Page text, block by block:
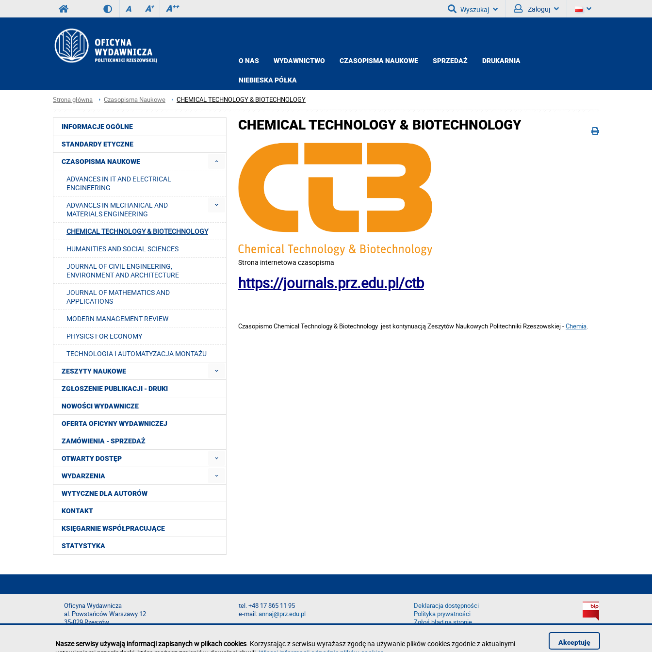
A A+ A++ Wyszukaj Zaloguj
O NAS WYDAWNICTWO CZASOPISMA NAUKOWE SPRZEDAŻ DRUKARNIA
NIEBIESKA PÓŁKA
Strona główna Czasopisma Naukowe CHEMICAL TECHNOLOGY & BIOTECHNOLOGY
INFORMACJE OGÓLNE
STANDARDY ETYCZNE
CZASOPISMA NAUKOWE
ADVANCES IN IT AND ELECTRICAL
ENGINEERING
ADVANCES IN MECHANICAL AND
MATERIALS ENGINEERING
CHEMICAL TECHNOLOGY & BIOTECHNOLOGY
HUMANITIES AND SOCIAL SCIENCES
JOURNAL OF CIVIL ENGINEERING,
ENVIRONMENT AND ARCHITECTURE
JOURNAL OF MATHEMATICS AND
APPLICATIONS
MODERN MANAGEMENT REVIEW
PHYSICS FOR ECONOMY
TECHNOLOGIA I AUTOMATYZACJA MONTAŻU
ZESZYTY NAUKOWE
ZGŁOSZENIE PUBLIKACJI - DRUKI
NOWOŚCI WYDAWNICZE
OFERTA OFICYNY WYDAWNICZEJ
ZAMÓWIENIA - SPRZEDAŻ
OTWARTY DOSTĘP
WYDARZENIA
WYTYCZNE DLA AUTORÓW
KONTAKT
KSIĘGARNIE WSPÓŁPRACUJĄCE
STATYSTYKA
CHEMICAL TECHNOLOGY & BIOTECHNOLOGY
Strona internetowa czasopisma
https://journals.prz.edu.pl/ctb
CzasopismoChemical Technology & Biotechnology jest kontynuacją Zeszytów Naukowych Politechniki Rzeszowskiej -Chemia.
Oficyna Wydawnicza
al. Powstańców Warszawy 12
35-029 Rzeszów
tel. +48 17 865 11 95
e-mail:annaj@prz.edu.pl
Deklaracja dostępności
Polityka prywatności
Zgłoś błąd na stronie
Nasze serwisy używają informacji zapisanych w plikach cookies. Korzystając z serwisu wyrażasz zgodę na używanie plików cookies zgodnie z aktualnymi
Akceptuję